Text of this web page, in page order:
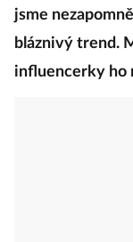
jsme
bláznivý trend.
influencerky ho